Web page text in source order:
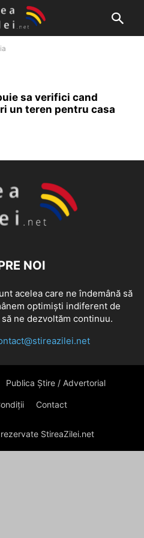
sa verifici cand
un teren pentru casa
NOI
acelea care ne îndemână să
optimiști indiferent de
ne dezvoltăm continuu.
Publica Știre / Advertorial
Contact
StireaZilei.net